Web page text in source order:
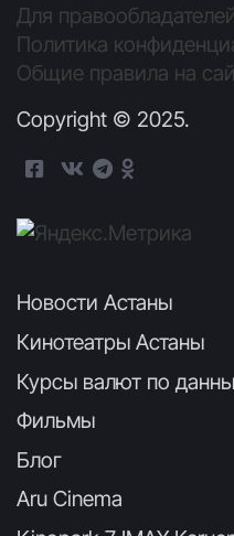
Для правообладателей
Политика
Общие правила на
Copyright © 2025.
Новости Астаны
Кинотеатры Астаны
Курсы валют по
Фильмы
Блог
Aru Cinema